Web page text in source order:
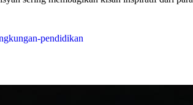
pendidikan